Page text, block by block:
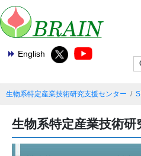
English
生物系特定産業技術研究支援センター
生物系特定産業技術